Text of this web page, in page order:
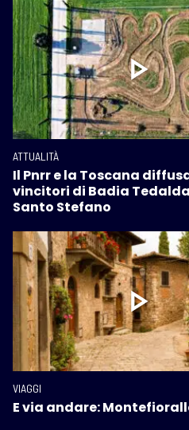
ATTUALITÀ
Il Pnrr e la Toscana
vincitori di Badia Tedalda
Santo Stefano
VIAGGI
E via andare: